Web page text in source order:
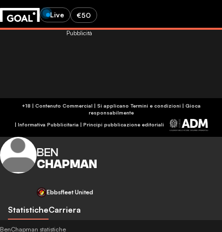
Live €50
+18 | Contenuto Commercial | Si applicano Termini e condizioni | Gioca
responsabilmente
| Informativa Pubblicitaria | Principi pubblicazione editoriali
Pubblicità
BEN
CHAPMAN
Ebbsfleet United
StatisticheCarriera
BenChapman statistiche